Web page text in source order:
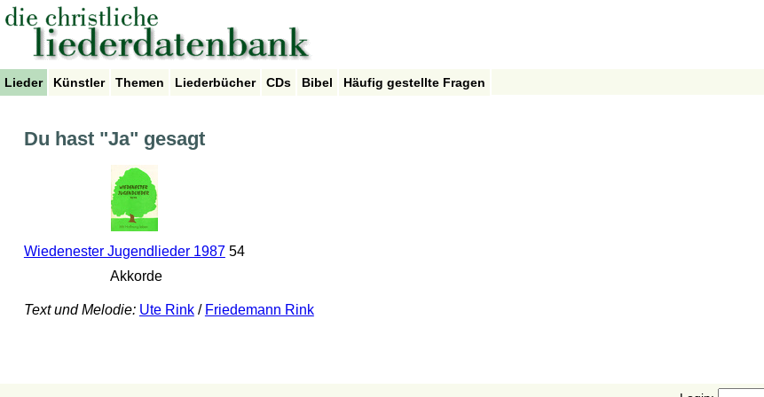
Lieder Künstler Themen Liederbücher CDs Bibel Häufig gestellte Fragen
Du hast "Ja" gesagt
Wiedenester Jugendlieder 198754
Akkorde
Text und Melodie: Ute Rink/ Friedemann Rink